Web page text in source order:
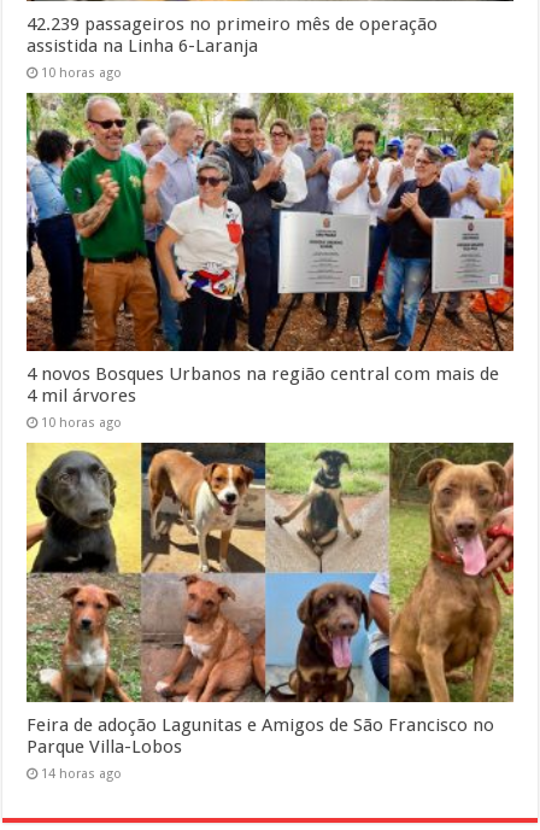
42.239 passageiros no primeiro mês de operação
assistida na Linha 6-Laranja
10 horas ago
4 novos Bosques Urbanos na região central com mais de
4 mil árvores
10 horas ago
Feira de adoção Lagunitas e Amigos de São Francisco no
Parque Villa-Lobos
14 horas ago